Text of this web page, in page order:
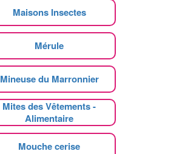
Maisons Insectes
Mérule
Mineuse du Marronnier
Mites des Vêtements -
Alimentaire
Mouche cerise